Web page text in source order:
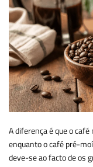
A diferença é que o
enquanto o café pré-
deve-se ao facto de os